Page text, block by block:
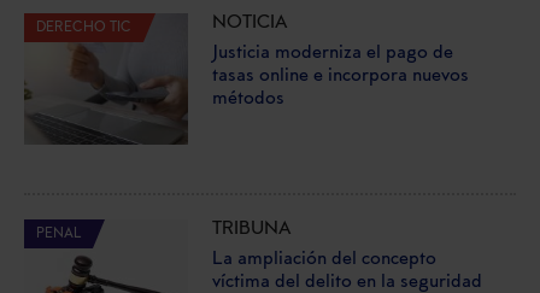
DERECHO TIC
NOTICIA
Justicia moderniza el pago de
tasas online e incorpora nuevos
métodos
PENAL
TRIBUNA
La ampliación del concepto
víctima del delito en la seguridad